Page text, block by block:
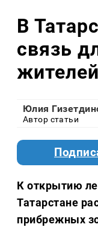
В
связь
Юлия
Автор статьи
К открытию
Татарстане
прибрежных